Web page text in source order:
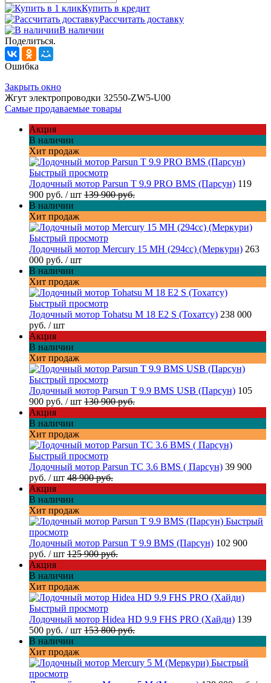
Купить в кредит
Рассчитать доставку
В наличии
Поделиться.
Ошибка
Закрыть окно
Жгут электропроводки 32550-ZW5-U00
Самые продаваемые товары
Акция
В наличии
Хит продаж
Быстрый просмотр
Лодочный мотор Parsun T 9.9 PRO BMS (Парсун) 119
900 руб. / шт 139 900 руб.
В наличии
Хит продаж
Быстрый просмотр
Лодочный мотор Mercury 15 MH (294cc) (Меркури) 263
000 руб. / шт
В наличии
Хит продаж
Быстрый просмотр
Лодочный мотор Tohatsu M 18 E2 S (Тохатсу) 238 000
руб. / шт
Акция
В наличии
Хит продаж
Быстрый просмотр
Лодочный мотор Parsun T 9.9 BMS USB (Парсун) 105
900 руб. / шт 130 900 руб.
Акция
В наличии
Хит продаж
Быстрый просмотр
Лодочный мотор Parsun TC 3.6 BMS ( Парсун) 39 900
руб. / шт 48 900 руб.
Акция
В наличии
Хит продаж
Быстрый
просмотр
Лодочный мотор Parsun T 9.9 BMS (Парсун) 102 900
руб. / шт 125 900 руб.
Акция
В наличии
Хит продаж
Быстрый просмотр
Лодочный мотор Hidea HD 9.9 FHS PRO (Хайди) 139
500 руб. / шт 153 800 руб.
В наличии
Хит продаж
Быстрый
просмотр